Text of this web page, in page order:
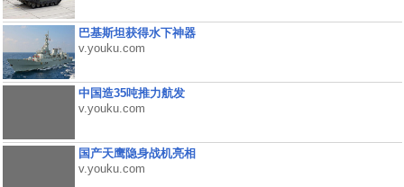
巴基斯坦获得水下神器
v.youku.com
中国造35吨推力航发
v.youku.com
国产天鹰隐身战机亮相
v.youku.com